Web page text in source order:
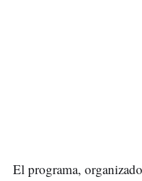
El programa,